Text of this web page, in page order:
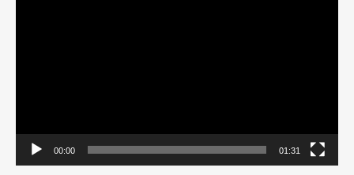
00:00 01:31